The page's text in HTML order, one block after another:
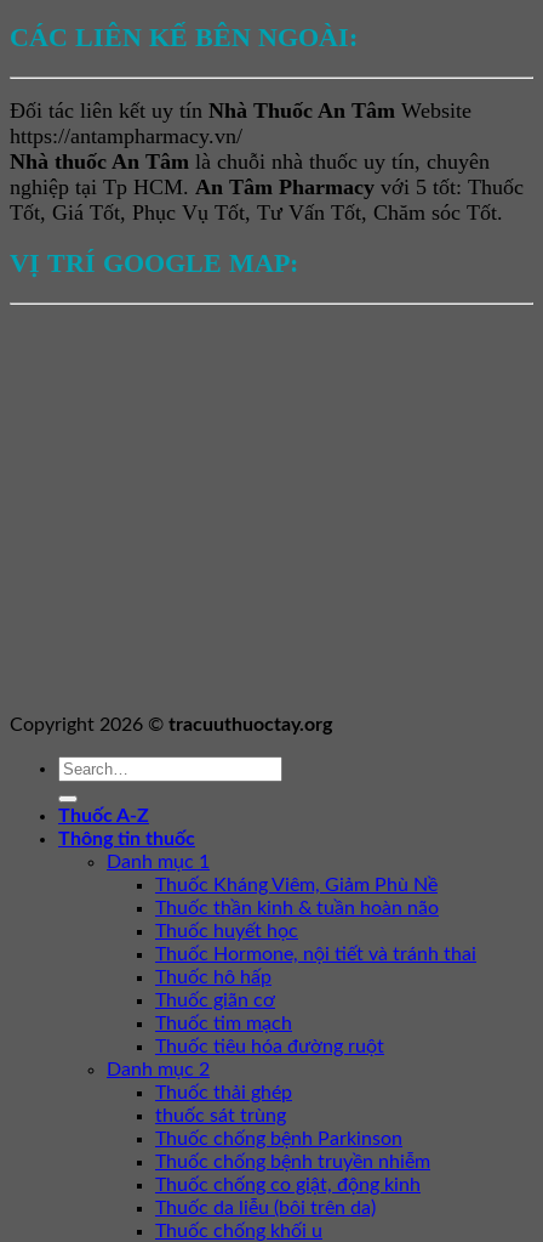
CÁC LIÊN KẾ BÊN NGOÀI:
Đối tác liên kết uy tín Nhà Thuốc An Tâm Website
https://antampharmacy.vn/
Nhà thuốc An Tâm là chuỗi nhà thuốc uy tín, chuyên
nghiệp tại Tp HCM. An Tâm Pharmacy với 5 tốt: Thuốc
Tốt, Giá Tốt, Phục Vụ Tốt, Tư Vấn Tốt, Chăm sóc Tốt.
VỊ TRÍ GOOGLE MAP:
Copyright 2026 © tracuuthuoctay.org
Thuốc A-Z
Thông tin thuốc
Danh mục 1
Thuốc Kháng Viêm, Giảm Phù Nề
Thuốc thần kinh & tuần hoàn não
Thuốc huyết học
Thuốc Hormone, nội tiết và tránh thai
Thuốc hô hấp
Thuốc giãn cơ
Thuốc tim mạch
Thuốc tiêu hóa đường ruột
Danh mục 2
Thuốc thải ghép
thuốc sát trùng
Thuốc chống bệnh Parkinson
Thuốc chống bệnh truyền nhiễm
Thuốc chống co giật, động kinh
Thuốc da liễu (bôi trên da)
Thuốc chống khối u